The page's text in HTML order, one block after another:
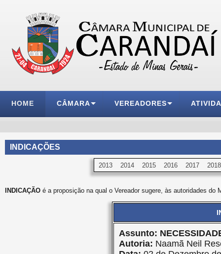
HOME CÂMARA VEREADORES
INDICAÇÕES
2013 2014 2015 2016 2017 2018
INDICAÇÃO é a proposição na qual o Vereador sugere, às autoridades do
Assunto:
Autoria: Naamã Neil